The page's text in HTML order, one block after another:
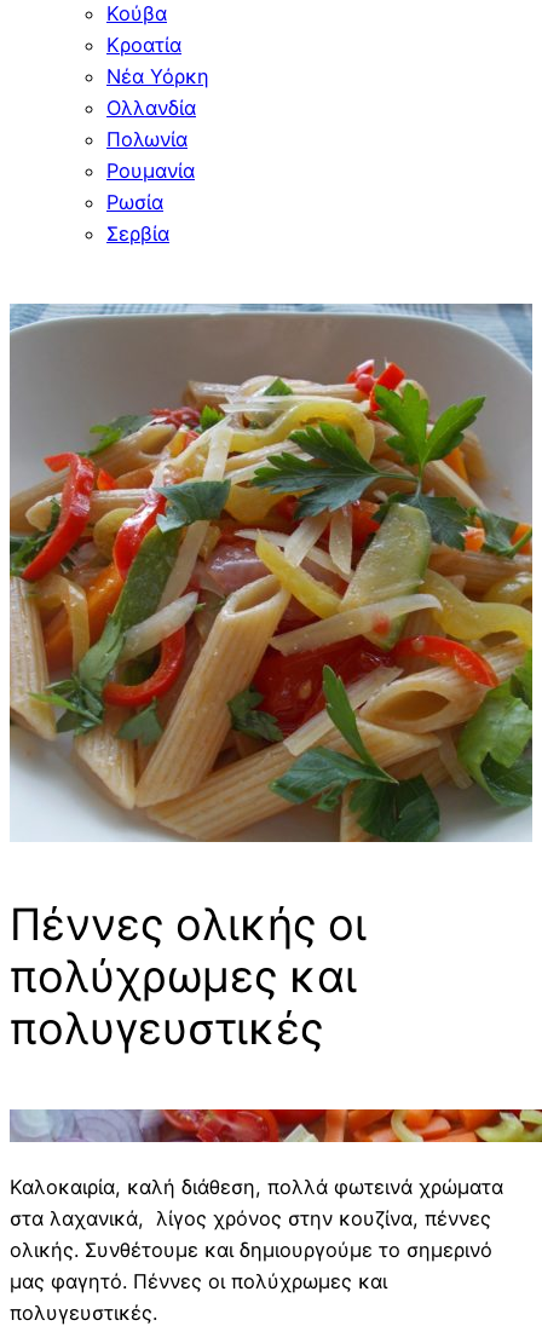
Κούβα
Κροατία
Νέα Υόρκη
Ολλανδία
Πολωνία
Ρουμανία
Ρωσία
Σερβία
Πέννες ολικής οι
πολύχρωμες και
πολυγευστικές
Καλοκαιρία, καλή διάθεση, πολλά φωτεινά χρώματα
στα λαχανικά, λίγος χρόνος στην κουζίνα, πέννες
ολικής. Συνθέτουμε και δημιουργούμε το σημερινό
μας φαγητό. Πέννες οι πολύχρωμες και
πολυγευστικές.